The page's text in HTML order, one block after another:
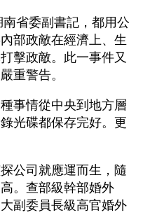
省委副書記，都用公
部政敵在經濟上、生
擊政敵。此一事件又
重警告。
事情從中央到地方層
光碟都保存完好。更
公司就應運而生，隨
。查部級幹部婚外
副委員長級高官婚外